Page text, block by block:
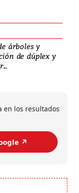
árboles y
de dúplex y
en los resultados
↗️